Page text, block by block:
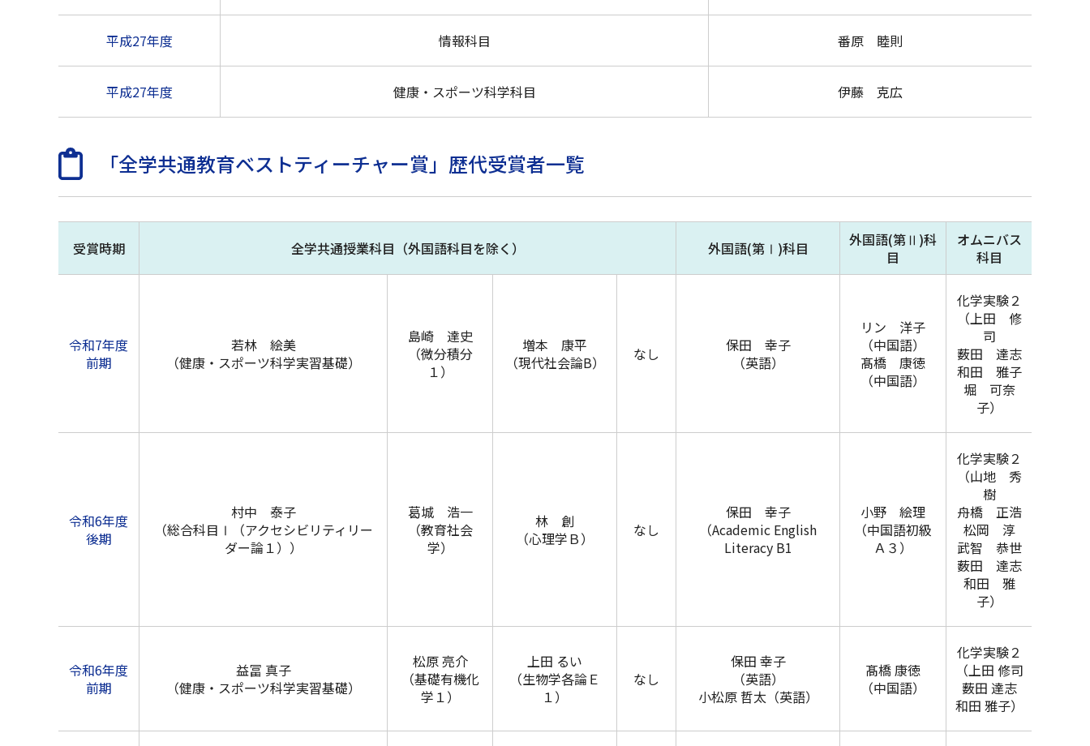
平成27年度 情報科目 番原 睦則
平成27年度 健康・スポーツ科学科目 伊藤 克広
「全学共通教育ベストティーチャー賞」歴代受賞者一覧
受賞時期 全学共通授業科目（外国語科目を除く） 外国語(第Ⅰ)科目
外国語(第Ⅱ)科
目
オムニバス
科目
令和7年度
前期
若林 絵美
（健康・スポーツ科学実習基礎）
島崎 達史
（微分積分
１）
増本 康平
（現代社会論B）
なし
保田 幸子
（英語）
リン 洋子
（中国語）
髙橋 康徳
（中国語）
化学実験２
（上田 修
司
薮田 達志
和田 雅子
堀 可奈
子）
令和6年度
後期
村中 泰子
（総合科目Ⅰ（アクセシビリティリー
ダー論１））
葛城 浩一
（教育社会
学）
林 創
（心理学Ｂ）
なし
保田 幸子
（Academic English
Literacy B1
小野 絵理
（中国語初級
Ａ３）
化学実験２
（山地 秀
樹
舟橋 正浩
松岡 淳
武智 恭世
薮田 達志
和田 雅
子）
令和6年度
前期
益冨 真子
（健康・スポーツ科学実習基礎）
松原 亮介
（基礎有機化
学１）
上田 るい
（生物学各論Ｅ
１）
なし
保田 幸子
（英語）
小松原 哲太（英語）
髙橋 康徳
（中国語）
化学実験２
（上田 修司
薮田 達志
和田 雅子）